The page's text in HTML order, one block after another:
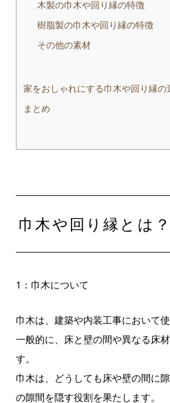
木製の巾木や回り縁の特徴
樹脂製の巾木や回り縁の特徴
その他の素材
家をおしゃれにする巾木や回り縁の
まとめ
巾木や回り縁とは？
1：巾木について
巾木は、建築や内装工事において
一般的に、床と壁の間や異なる床
す。
巾木は、どうしても床や壁の間に
の隙間を隠す役割を果たします。